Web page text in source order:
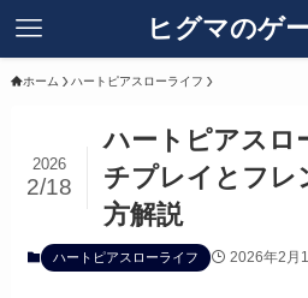
ヒグマのゲ
ホーム ハートピアスローライフ
ハートピアスロ
チプレイとフレ
方解説
2026
2/18
ハートピアスローライフ 2026年2月